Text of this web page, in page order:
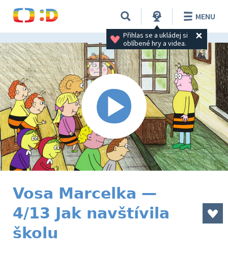
Přihlas se a ukládej si
oblíbené hry a videa.
MENU
Vosa Marcelka —
4/13 Jak navštívila
školu